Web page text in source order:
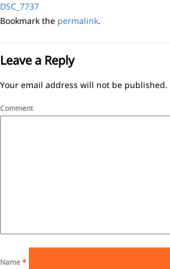
DSC_7737
Bookmark the permalink.
Leave a Reply
Your email address will not be published.
Comment
Name*